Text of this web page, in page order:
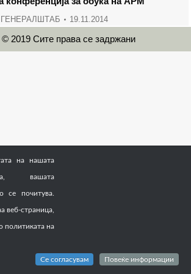
ГЕНЕРАЛШТАБ 19.11.2014
2019 Сите права се задржани
на нашата
вашата
се почитува.
веб-страница,
политиката на
Се согласувам Повеќе информации